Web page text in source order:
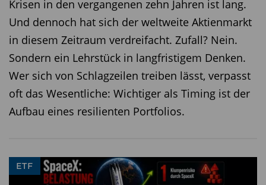
Krisen in den vergangenen zehn Jahren ist lang.
Und dennoch hat sich der weltweite Aktienmarkt
in diesem Zeitraum verdreifacht. Zufall? Nein.
Sondern ein Lehrstück in langfristigem Denken.
Wer sich von Schlagzeilen treiben lässt, verpasst
oft das Wesentliche: Wichtiger als Timing ist der
Aufbau eines resilienten Portfolios.
ETF